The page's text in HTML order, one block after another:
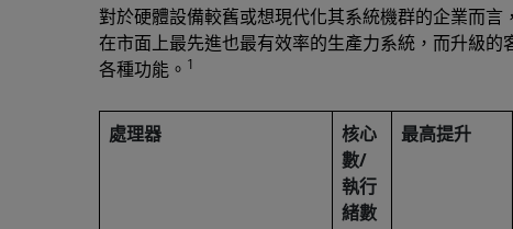
對於硬體設備較舊或想現代化其系統機群的企業而
在市面上最先進也最有效率的生產力系統，而升級
各種功能。 1
處理器
核心
數/
執行
緒數
最高提升